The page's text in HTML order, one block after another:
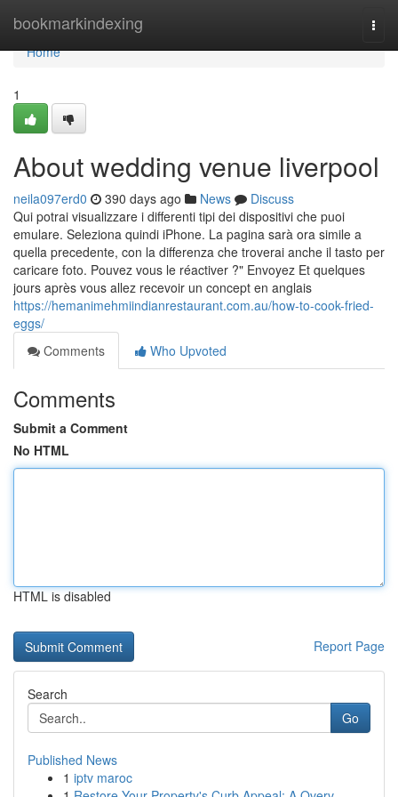
bookmarkindexing
Home
Home
1
About wedding venue liverpool
neila097erd0 390 days ago News
Discuss
Qui potrai visualizzare i differenti tipi dei dispositivi che puoi
emulare. Seleziona quindi iPhone. La pagina sarà ora simile a
quella precedente, con la differenza che troverai anche il tasto per
caricare foto. Pouvez vous le réactiver ?" Envoyez Et quelques
jours après vous allez recevoir un concept en anglais
https://hemanimehmiindianrestaurant.com.au/how-to-cook-fried-
eggs/
Comments
Who Upvoted
Comments
Submit a Comment
No HTML
HTML is disabled
Report Page
Search
Go
Published News
1 iptv maroc